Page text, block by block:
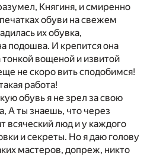
Княгиня, и смиренно
обуви на свежем
их обувка,
подошва. И крепится она
вощеной и извитой
не скоро вить сподобимся!
работа!
обувь я не зрел за свою
А ты знаешь, что через
всяческий люд и у каждого
и секреты. Но я даю голову
мастеров, допреж, никто